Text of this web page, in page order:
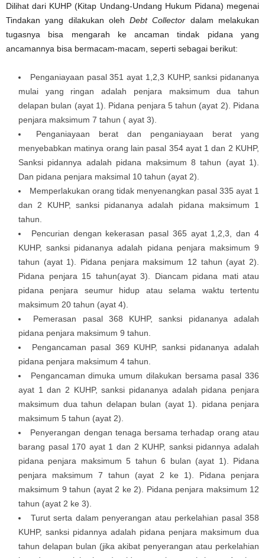
Dilihat dari KUHP (Kitap Undang-Undang Hukum Pidana) megenai
Tindakan yang dilakukan olehDebt Collector dalam melakukan
tugasnya bisa mengarah ke ancaman tindak pidana yang
ancamannya bisa bermacam-macam, seperti sebagai berikut:
Penganiayaan pasal 351 ayat 1,2,3 KUHP, sanksi pidananya
mulai yang ringan adalah penjara maksimum dua tahun
delapan bulan (ayat 1). Pidana penjara 5 tahun (ayat 2). Pidana
penjara maksimum 7 tahun ( ayat 3).
Penganiayaan berat dan penganiayaan berat yang
menyebabkan matinya orang lain pasal 354 ayat 1 dan 2 KUHP,
Sanksi pidannya adalah pidana maksimum 8 tahun (ayat 1).
Dan pidana penjara maksimal 10 tahun (ayat 2).
Memperlakukan orang tidak menyenangkan pasal 335 ayat 1
dan 2 KUHP, sanksi pidananya adalah pidana maksimum 1
tahun.
Pencurian dengan kekerasan pasal 365 ayat 1,2,3, dan 4
KUHP, sanksi pidananya adalah pidana penjara maksimum 9
tahun (ayat 1). Pidana penjara maksimum 12 tahun (ayat 2).
Pidana penjara 15 tahun(ayat 3). Diancam pidana mati atau
pidana penjara seumur hidup atau selama waktu tertentu
maksimum 20 tahun (ayat 4).
Pemerasan pasal 368 KUHP, sanksi pidananya adalah
pidana penjara maksimum 9 tahun.
Pengancaman pasal 369 KUHP, sanksi pidananya adalah
pidana penjara maksimum 4 tahun.
Pengancaman dimuka umum dilakukan bersama pasal 336
ayat 1 dan 2 KUHP, sanksi pidananya adalah pidana penjara
maksimum dua tahun delapan bulan (ayat 1). pidana penjara
maksimum 5 tahun (ayat 2).
Penyerangan dengan tenaga bersama terhadap orang atau
barang pasal 170 ayat 1 dan 2 KUHP, sanksi pidannya adalah
pidana penjara maksimum 5 tahun 6 bulan (ayat 1). Pidana
penjara maksimum 7 tahun (ayat 2 ke 1). Pidana penjara
maksimum 9 tahun (ayat 2 ke 2). Pidana penjara maksimum 12
tahun (ayat 2 ke 3).
Turut serta dalam penyerangan atau perkelahian pasal 358
KUHP, sanksi pidannya adalah pidana penjara maksimum dua
tahun delapan bulan (jika akibat penyerangan atau perkelahian